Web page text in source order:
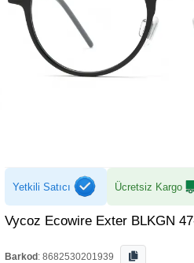
Yetkili Satıcı Ücretsiz Kargo
Vycoz Ecowire Exter BLKGN
Barkod : 8682530201939